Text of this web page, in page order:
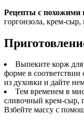
Рецепты с похожими
горгонзола, крем-
Выпеките корж для
форме в соответствии
из духовки и дайте
Тем временем в
сливочный крем-сыр,
Взбейте массу с